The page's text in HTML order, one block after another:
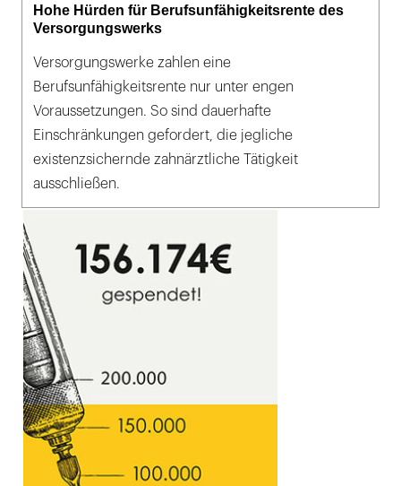
Hohe Hürden für Berufsunfähigkeitsrente des
Versorgungswerks
Versorgungswerke zahlen eine
Berufsunfähigkeitsrente nur unter engen
Voraussetzungen. So sind dauerhafte
Einschränkungen gefordert, die jegliche
existenzsichernde zahnärztliche Tätigkeit
ausschließen.